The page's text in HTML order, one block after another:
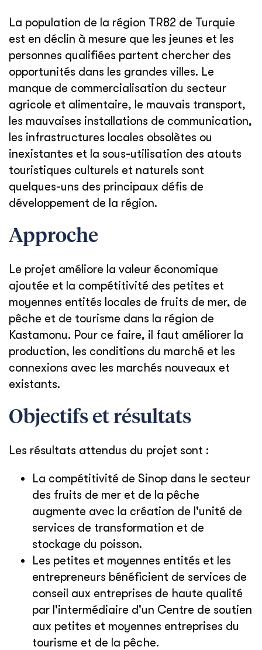
La population de la région TR82 de Turquie
est en déclin à mesure que les jeunes et les
personnes qualifiées partent chercher des
opportunités dans les grandes villes. Le
manque de commercialisation du secteur
agricole et alimentaire, le mauvais transport,
les mauvaises installations de communication,
les infrastructures locales obsolètes ou
inexistantes et la sous-utilisation des atouts
touristiques culturels et naturels sont
quelques-uns des principaux défis de
développement de la région.
Approche
Le projet améliore la valeur économique
ajoutée et la compétitivité des petites et
moyennes entités locales de fruits de mer, de
pêche et de tourisme dans la région de
Kastamonu. Pour ce faire, il faut améliorer la
production, les conditions du marché et les
connexions avec les marchés nouveaux et
existants.
Objectifs et résultats
Les résultats attendus du projet sont :
La compétitivité de Sinop dans le secteur
des fruits de mer et de la pêche
augmente avec la création de l'unité de
services de transformation et de
stockage du poisson.
Les petites et moyennes entités et les
entrepreneurs bénéficient de services de
conseil aux entreprises de haute qualité
par l'intermédiaire d'un Centre de soutien
aux petites et moyennes entreprises du
tourisme et de la pêche.